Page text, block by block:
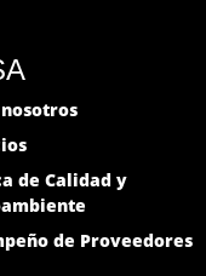
de Calidad y
de Proveedores